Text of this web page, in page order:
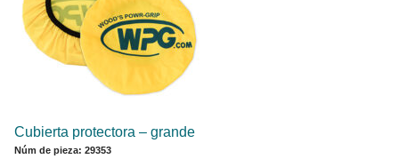
Cubierta protectora – grande
Núm de pieza: 29353